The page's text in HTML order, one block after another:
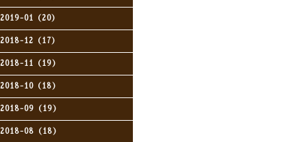
2019-01（20）
2018-12（17）
2018-11（19）
2018-10（18）
2018-09（19）
2018-08（18）